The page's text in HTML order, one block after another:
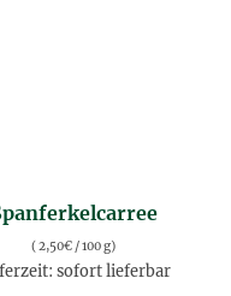
(2,50€ / 100 g)
sofort lieferbar